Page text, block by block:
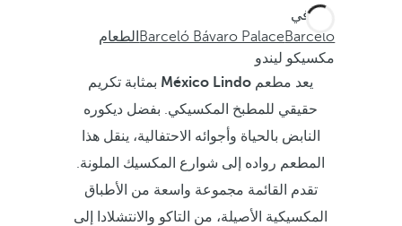
أنت في
Barceló
Barceló Bávaro Palace الطعام
مكسيكو ليندو
يعد مطعم México Lindo بمثابة تكريم
حقيقي للمطبخ المكسيكي. بفضل ديكوره
النابض بالحياة وأجوائه الاحتفالية، ينقل هذا
المطعم رواده إلى شوارع المكسيك الملونة.
تقدم القائمة مجموعة واسعة من الأطباق
المكسيكية الأصيلة، من التاكو والانتشلادا إلى